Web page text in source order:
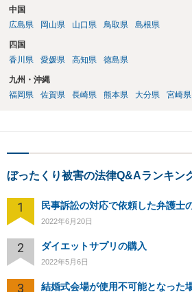
中国
広島県
岡山県 山口県 鳥取県 島根県
四国
香川県
愛媛県 高知県 徳島県
九州・沖縄
福岡県
佐賀県 長崎県 熊本県 大分県 宮崎県
ぼったくり被害の法律Q&Aランキン
1
2022年6月20日
2 ダイエットサプリの購入
2022年5月6日
3